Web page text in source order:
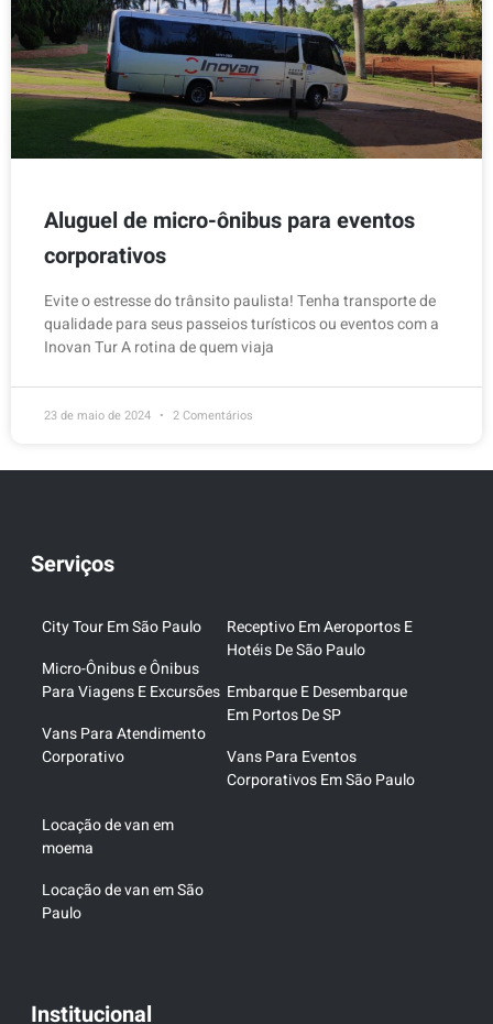
Aluguel de micro-ônibus para eventos
corporativos
Evite o estresse do trânsito paulista! Tenha transporte de
qualidade para seus passeios turísticos ou eventos com a
Inovan Tur A rotina de quem viaja
23 de maio de 2024 2 Comentários
Serviços
City Tour Em São Paulo
Micro-Ônibus e Ônibus
Para Viagens E Excursões
Vans Para Atendimento
Corporativo
Receptivo Em Aeroportos E
Hotéis De São Paulo
Embarque E Desembarque
Em Portos De SP
Vans Para Eventos
Corporativos Em São Paulo
Locação de van em
moema
Locação de van em São
Paulo
Institucional